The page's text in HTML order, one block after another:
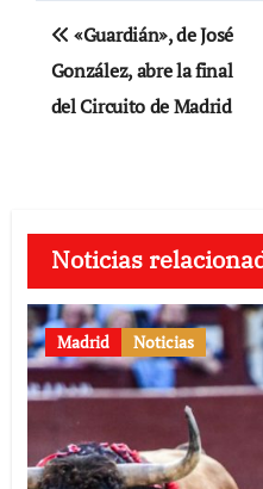
Navegación
de
entradas
«Guardián», de José
González, abre la final
del Circuito de Madrid
Noticias
Madrid Noticias